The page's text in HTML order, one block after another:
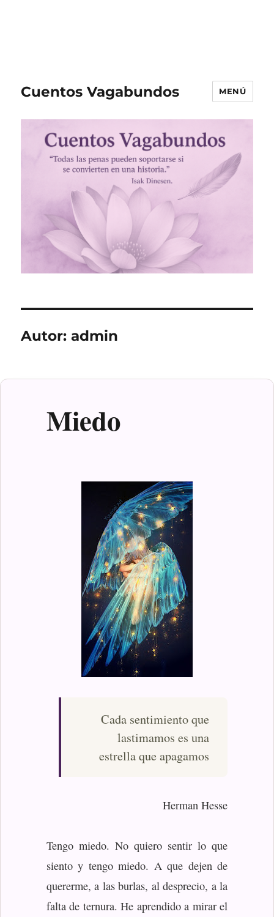
Cuentos Vagabundos MENÚ
Autor:admin
Miedo
Cada sentimiento que
lastimamos es una
estrella que apagamos
Herman Hesse
Tengo miedo. No quiero sentir lo que
siento y tengo miedo. A que dejen de
quererme, a las burlas, al desprecio, a la
falta de ternura. He aprendido a mirar el